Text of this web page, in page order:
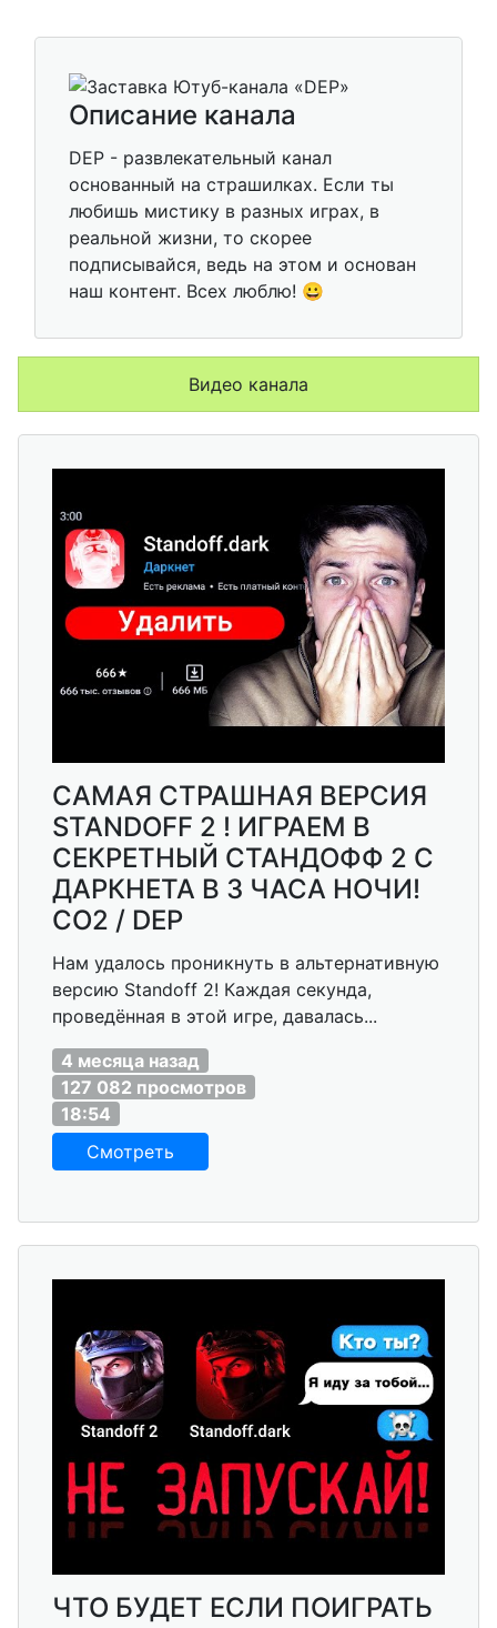
Описание канала
DEP - развлекательный канал
основанный на страшилках. Если ты
любишь мистику в разных играх, в
реальной жизни, то скорее
подписывайся, ведь на этом и основан
наш контент. Всех люблю! 😀
Видео канала
САМАЯ СТРАШНАЯ ВЕРСИЯ
STANDOFF 2 ! ИГРАЕМ В
СЕКРЕТНЫЙ СТАНДОФФ 2 С
ДАРКНЕТА В 3 ЧАСА НОЧИ!
СО2 / DEP
Нам удалось проникнуть в альтернативную
версию Standoff 2! Каждая секунда,
проведённая в этой игре, давалась...
4 месяца назад
127 082 просмотров
18:54
Смотреть
ЧТО БУДЕТ ЕСЛИ ПОИГРАТЬ